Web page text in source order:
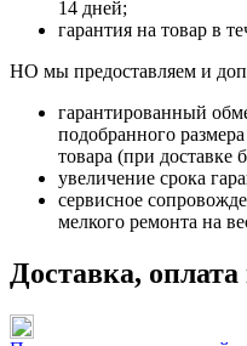
14 дней;
гарантия на товар в
НО мы предоставляем и
гарантированный
подобранного
товара (при доставке
увеличение срока
сервисное
мелкого ремонта на
Доставка,